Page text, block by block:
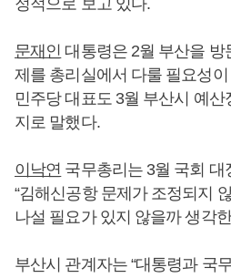
정적으로 보고 있다.
문재인 대통령은 2월 부산을
제를 총리실에서 다룰 필요성
민주당 대표도 3월 부산시 예산
지로 말했다.
이낙연 국무총리는 3월 국회 대
“김해신공항 문제가 조정되지
나설 필요가 있지 않을까 생각
부산시 관계자는 “대통령과 국